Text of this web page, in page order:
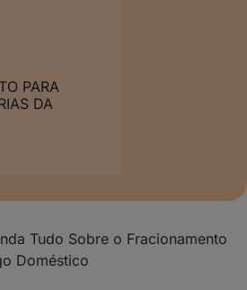
PARA
DA
Tudo Sobre o Fracionamento
Doméstico